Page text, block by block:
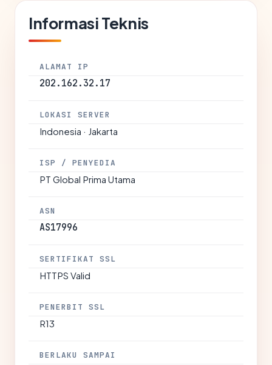
Informasi Teknis
ALAMAT IP
202.162.32.17
LOKASI SERVER
Indonesia · Jakarta
ISP / PENYEDIA
PT Global Prima Utama
ASN
AS17996
SERTIFIKAT SSL
HTTPS Valid
PENERBIT SSL
R13
BERLAKU SAMPAI